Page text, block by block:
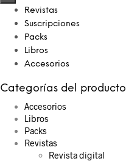
Revistas
Suscripciones
Packs
Libros
Accesorios
Categorías del producto
Accesorios
Libros
Packs
Revistas
Revista digital